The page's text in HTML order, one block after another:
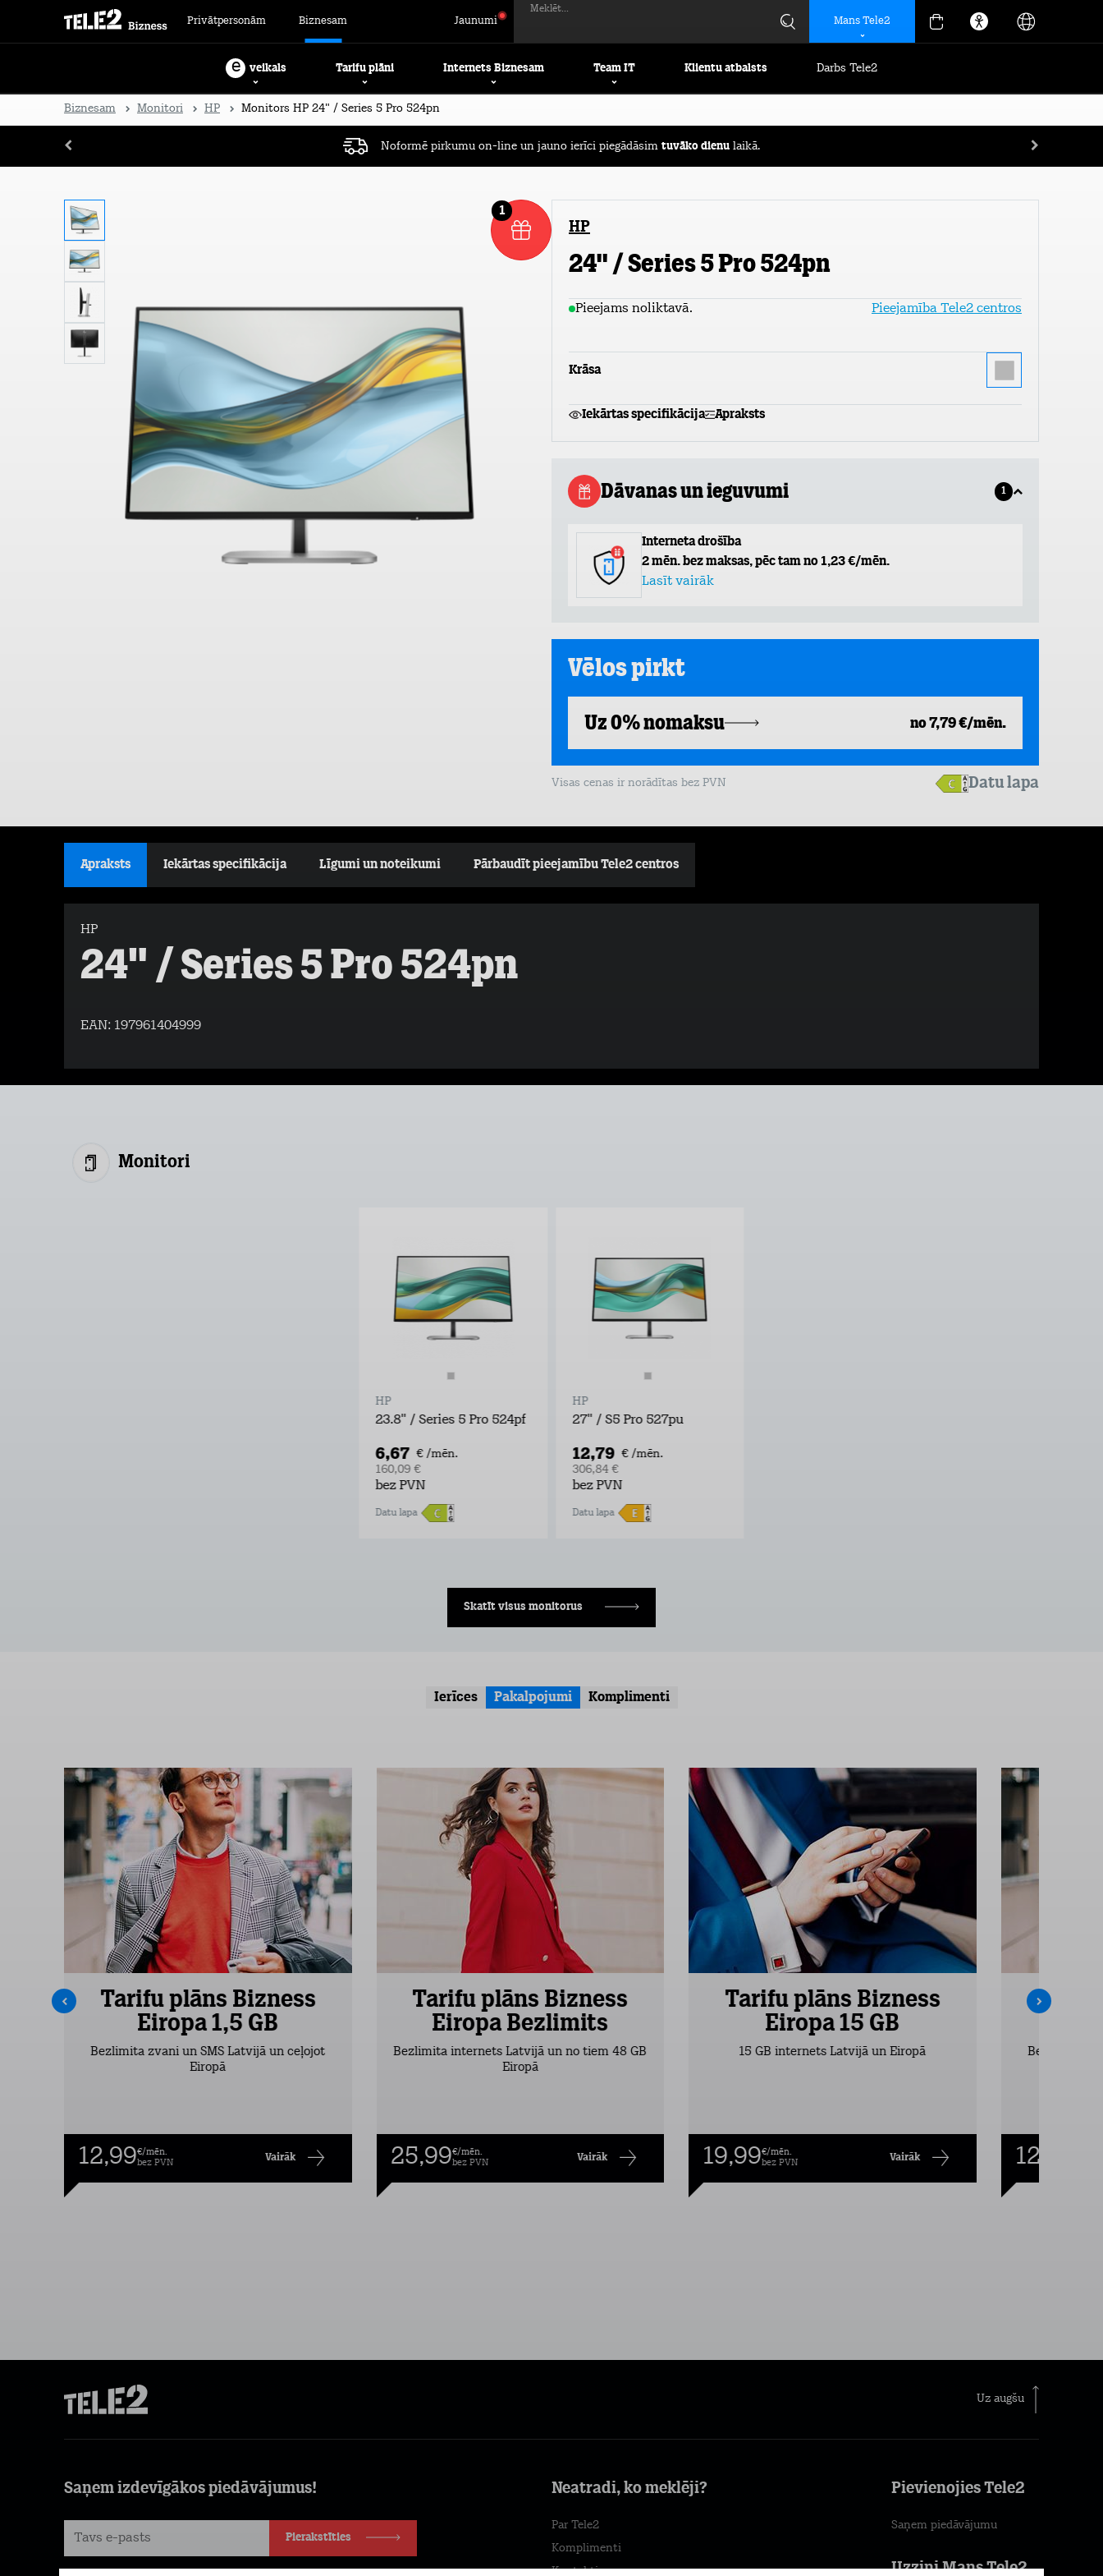
Privātpersonām Biznesam Jaunumi
Meklēt...
Mans Tele2
e veikals Tarifu plāni Internets Biznesam Team IT Klientu atbalsts Darbs Tele2
Biznesam Monitori HP Monitors HP 24" / Series 5 Pro 524pn
Noformē pirkumu on-line un jauno ierīci piegādāsim tuvāko dienu laikā.
1
HP
24" / Series 5 Pro 524pn
Pieejams noliktavā. Pieejamība Tele2 centros
Krāsa
Iekārtas specifikācija Apraksts
Dāvanas un ieguvumi 1
Interneta drošība
2 mēn. bez maksas, pēc tam no 1,23 €/mēn.
Lasīt vairāk
Vēlos pirkt
Uz 0% nomaksu no 7,79 €/mēn.
Visas cenas ir norādītas bez PVN Datu lapa
Apraksts Iekārtas specifikācija Līgumi un noteikumi Pārbaudīt pieejamību Tele2 centros
HP
24" / Series 5 Pro 524pn
EAN: 197961404999
Monitori
HP
23.8" / Series 5 Pro 524pf
6,67 € /mēn.
160,09 €
bez PVN
Datu lapa
HP
27" / S5 Pro 527pu
12,79 € /mēn.
306,84 €
bez PVN
Datu lapa
Skatīt visus monitorus
Ierīces Pakalpojumi Komplimenti
Tarifu plāns Bizness
Eiropa 1,5 GB
Bezlimita zvani un SMS Latvijā un ceļojot
Eiropā
12,99€/mēn.
bez PVN
Vairāk
Tarifu plāns Bizness
Eiropa Bezlimits
Bezlimita internets Latvijā un no tiem 48 GB
Eiropā
25,99€/mēn.
bez PVN
Vairāk
Tarifu plāns Bizness
Eiropa 15 GB
15 GB internets Latvijā un Eiropā
19,99€/mēn.
bez PVN
Vairāk
Bezlimita
12,99
Uz augšu
Saņem izdevīgākos piedāvājumus!
Pierakstīties
Neatradi, ko meklēji?
Par Tele2
Komplimenti
Kontakti
Pievienojies Tele2
Saņem piedāvājumu
Uzzini Mans Tele2